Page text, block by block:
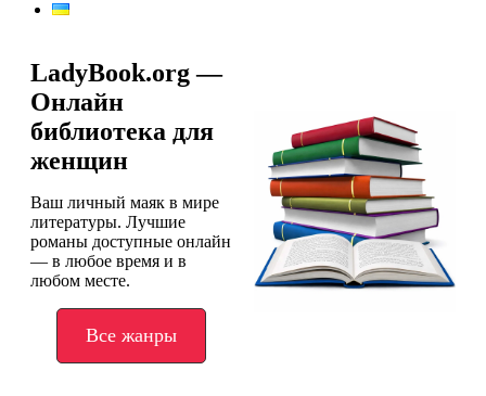
LadyBook.org —
Онлайн
библиотека для
женщин
Ваш личный маяк в мире
литературы. Лучшие
романы доступные онлайн
— в любое время и в
любом месте.
Все жанры